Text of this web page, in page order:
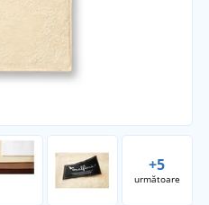
+5
următoare